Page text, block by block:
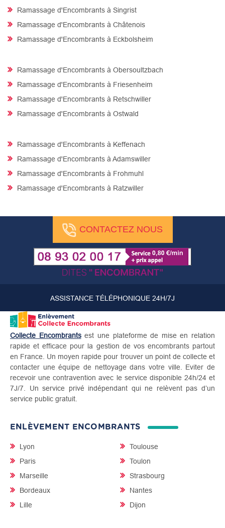
Ramassage d'Encombrants à Singrist
Ramassage d'Encombrants à Châtenois
Ramassage d'Encombrants à Eckbolsheim
Ramassage d'Encombrants à Obersoultzbach
Ramassage d'Encombrants à Friesenheim
Ramassage d'Encombrants à Retschwiller
Ramassage d'Encombrants à Ostwald
Ramassage d'Encombrants à Keffenach
Ramassage d'Encombrants à Adamswiller
Ramassage d'Encombrants à Frohmuhl
Ramassage d'Encombrants à Ratzwiller
CONTACTEZ NOUS
ASSISTANCE TÉLÉPHONIQUE 24H/7J
Collecte Encombrantsest une plateforme de mise en relation
rapide et efficace pour la gestion de vos encombrants partout
en France. Un moyen rapide pour trouver un point de collecte et
contacter une équipe de nettoyage dans votre ville. Eviter de
recevoir une contravention avec le service disponible 24h/24 et
7J/7. Un service privé indépendant qui ne relèvent pas d’un
service public gratuit.
ENLÈVEMENT ENCOMBRANTS
Lyon
Paris
Marseille
Bordeaux
Lille
Toulouse
Toulon
Strasbourg
Nantes
Dijon